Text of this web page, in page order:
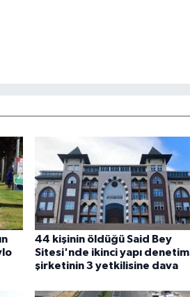
44 kişinin öldüğü Said Bey
Sitesi'nde ikinci yapı denetim
şirketinin 3 yetkilisine dava